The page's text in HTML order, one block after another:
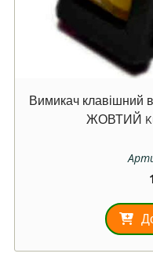
Вимикач клавішний
ЖОВТИЙ